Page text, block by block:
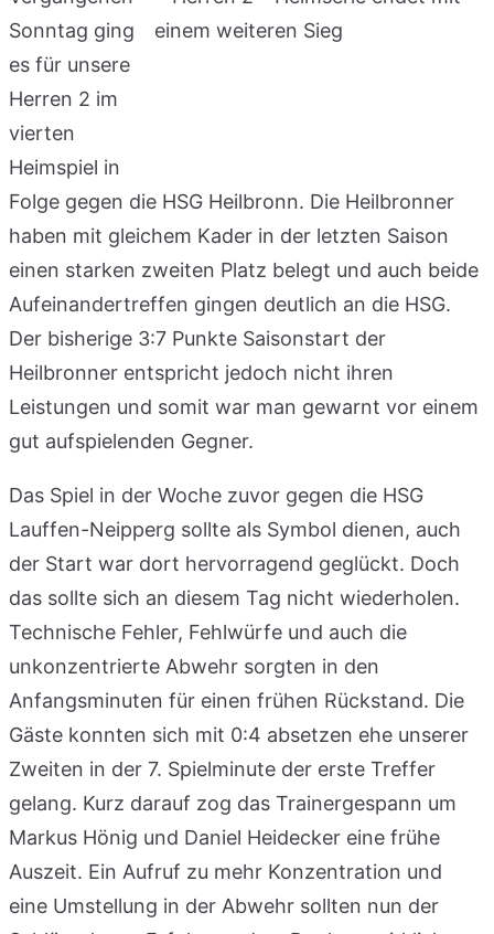
Sonntag ging
es für unsere
Herren 2 im
vierten
Heimspiel in
Folge gegen die HSG Heilbronn. Die Heilbronner
haben mit gleichem Kader in der letzten Saison
einen starken zweiten Platz belegt und auch beide
Aufeinandertreffen gingen deutlich an die HSG.
Der bisherige 3:7 Punkte Saisonstart der
Heilbronner entspricht jedoch nicht ihren
Leistungen und somit war man gewarnt vor einem
gut aufspielenden Gegner.
Das Spiel in der Woche zuvor gegen die HSG
Lauffen-Neipperg sollte als Symbol dienen, auch
der Start war dort hervorragend geglückt. Doch
das sollte sich an diesem Tag nicht wiederholen.
Technische Fehler, Fehlwürfe und auch die
unkonzentrierte Abwehr sorgten in den
Anfangsminuten für einen frühen Rückstand. Die
Gäste konnten sich mit 0:4 absetzen ehe unserer
Zweiten in der 7. Spielminute der erste Treffer
gelang. Kurz darauf zog das Trainergespann um
Markus Hönig und Daniel Heidecker eine frühe
Auszeit. Ein Aufruf zu mehr Konzentration und
eine Umstellung in der Abwehr sollten nun der